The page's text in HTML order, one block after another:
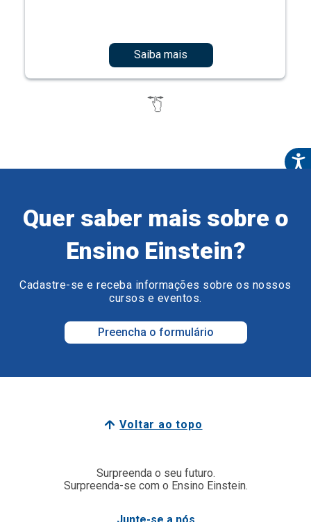
Saiba mais
Quer saber mais sobre o
Ensino Einstein?
Cadastre-se e receba informações sobre os nossos
cursos e eventos.
Preencha o formulário
Voltar ao topo
Surpreenda o seu futuro.
Surpreenda-se com o Ensino Einstein.